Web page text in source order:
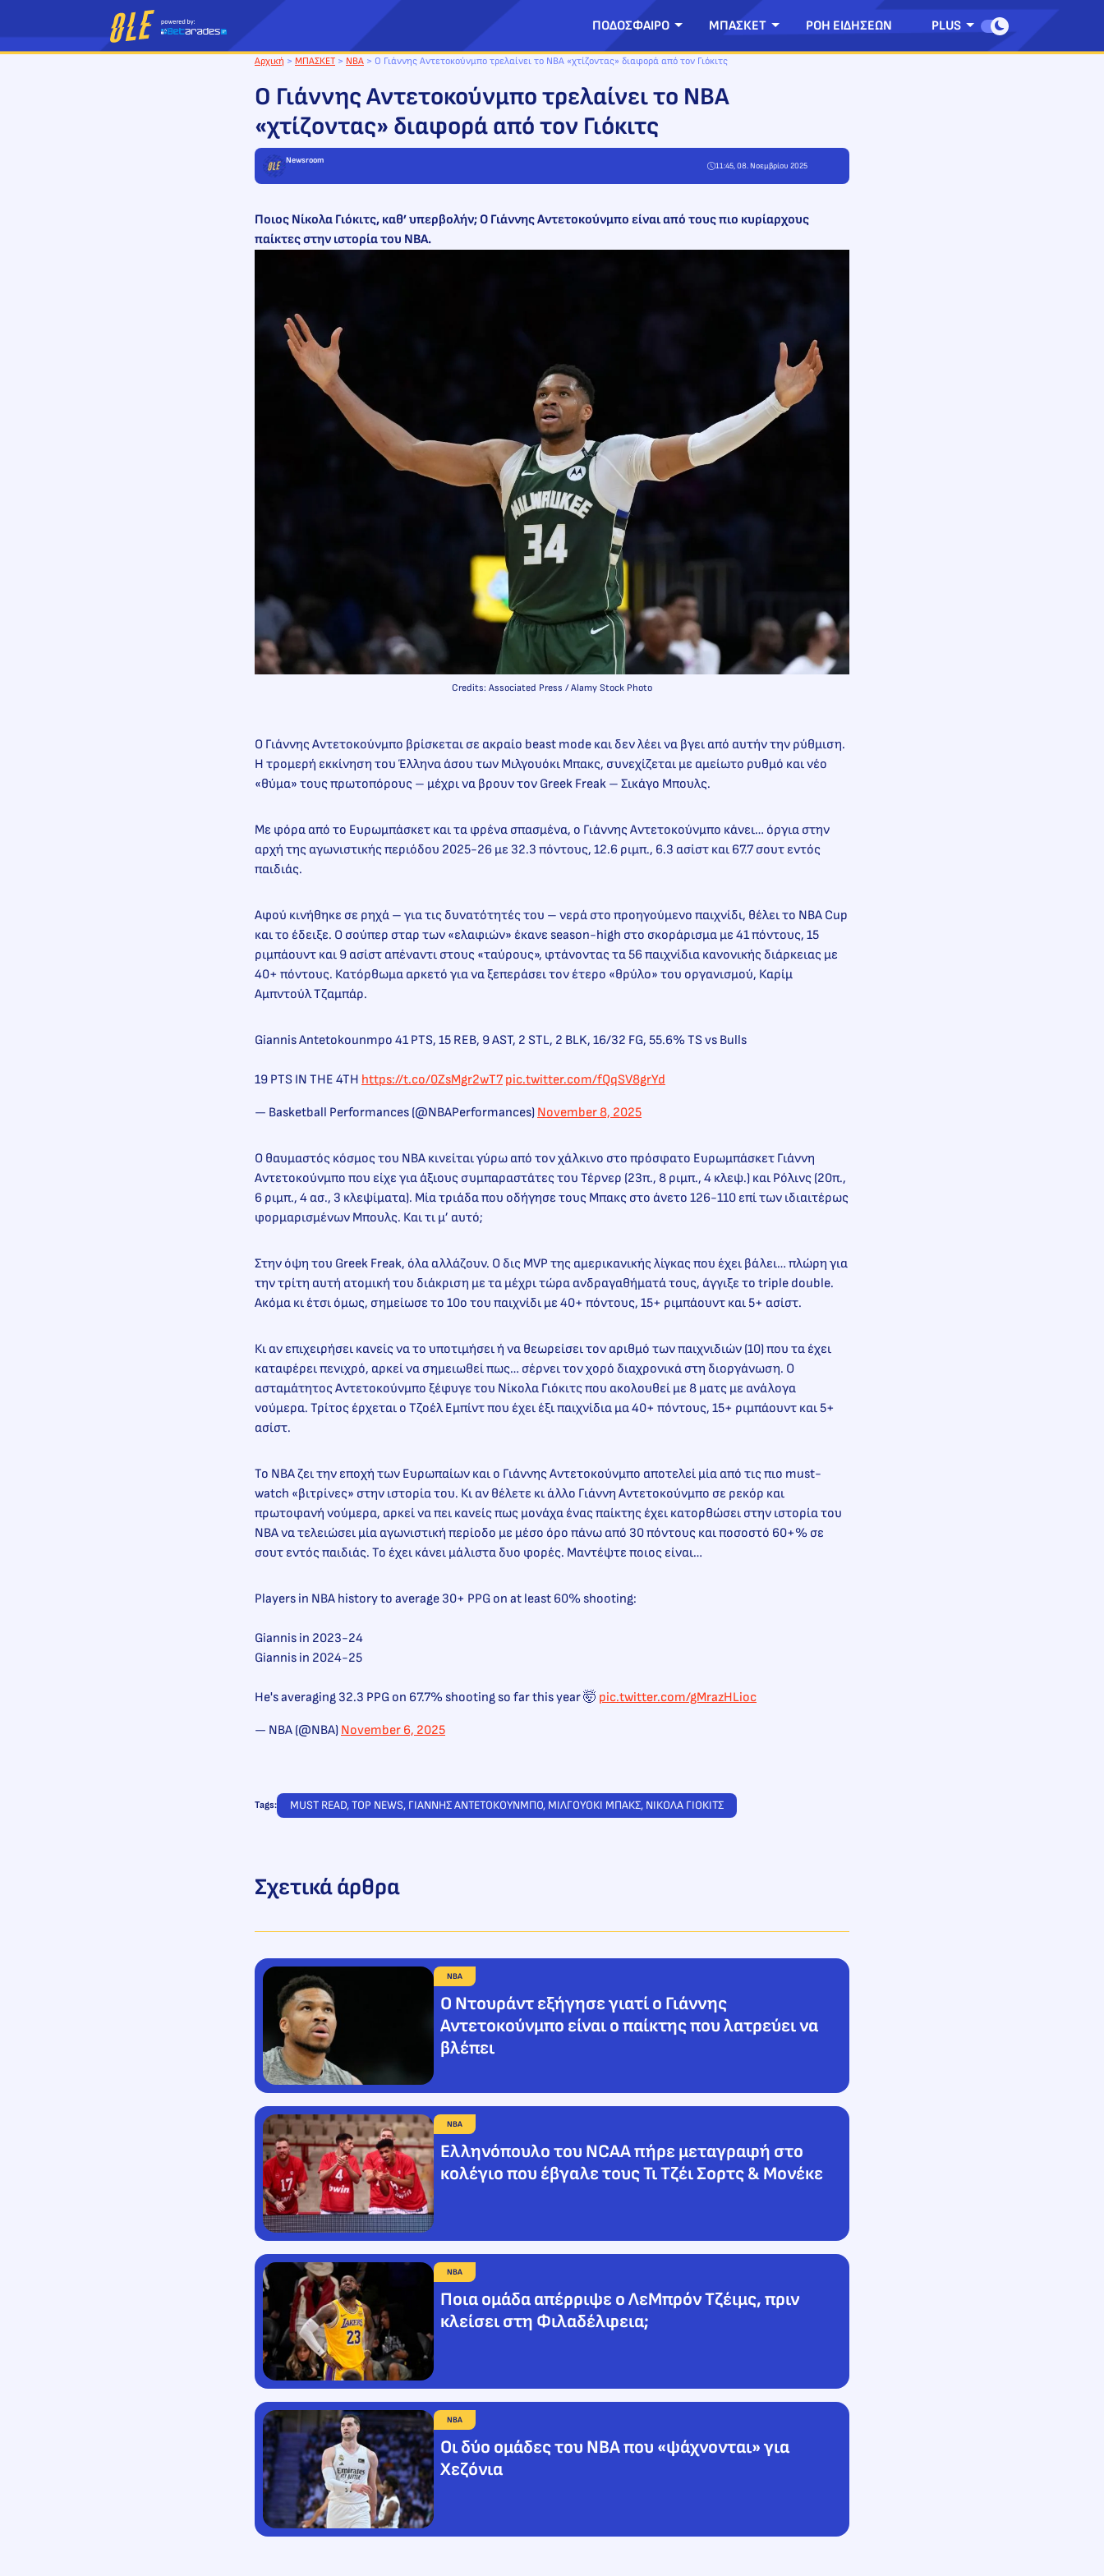
περιεχόμενο
ΠΟΔΟΣΦΑΙΡΟ ΜΠΑΣΚΕΤ ΡΟΗ ΕΙΔΗΣΕΩΝ PLUS
Αρχική > ΜΠΑΣΚΕΤ > NBA > Ο Γιάννης Αντετοκούνμπο τρελαίνει το ΝΒΑ «χτίζοντας» διαφορά από τον Γιόκιτς
Ο Γιάννης Αντετοκούνμπο τρελαίνει το ΝΒΑ
«χτίζοντας» διαφορά από τον Γιόκιτς
Newsroom
11:45, 08. Νοεμβρίου 2025
Ποιος Νίκολα Γιόκιτς, καθ’ υπερβολήν; Ο Γιάννης Αντετοκούνμπο είναι από τους πιο κυρίαρχους
παίκτες στην ιστορία του ΝΒΑ.
Credits: Associated Press / Alamy Stock Photo
Ο Γιάννης Αντετοκούνμπο βρίσκεται σε ακραίο beast mode και δεν λέει να βγει από αυτήν την ρύθμιση.
Η τρομερή εκκίνηση του Έλληνα άσου των Μιλγουόκι Μπακς, συνεχίζεται με αμείωτο ρυθμό και νέο
«θύμα» τους πρωτοπόρους – μέχρι να βρουν τον Greek Freak – Σικάγο Μπουλς.
Με φόρα από το Ευρωμπάσκετ και τα φρένα σπασμένα, ο Γιάννης Αντετοκούνμπο κάνει… όργια στην
αρχή της αγωνιστικής περιόδου 2025-26 με 32.3 πόντους, 12.6 ριμπ., 6.3 ασίστ και 67.7 σουτ εντός
παιδιάς.
Αφού κινήθηκε σε ρηχά – για τις δυνατότητές του – νερά στο προηγούμενο παιχνίδι, θέλει το NBA Cup
και το έδειξε. Ο σούπερ σταρ των «ελαφιών» έκανε season-high στο σκοράρισμα με 41 πόντους, 15
ριμπάουντ και 9 ασίστ απέναντι στους «ταύρους», φτάνοντας τα 56 παιχνίδια κανονικής διάρκειας με
40+ πόντους. Κατόρθωμα αρκετό για να ξεπεράσει τον έτερο «θρύλο» του οργανισμού, Καρίμ
Αμπντούλ Τζαμπάρ.
Giannis Antetokounmpo 41 PTS, 15 REB, 9 AST, 2 STL, 2 BLK, 16/32 FG, 55.6% TS vs Bulls
19 PTS IN THE 4TH https://t.co/0ZsMgr2wT7 pic.twitter.com/fQqSV8grYd
— Basketball Performances (@NBAPerformances) November 8, 2025
Ο θαυμαστός κόσμος του ΝΒΑ κινείται γύρω από τον χάλκινο στο πρόσφατο Ευρωμπάσκετ Γιάννη
Αντετοκούνμπο που είχε για άξιους συμπαραστάτες του Τέρνερ (23π., 8 ριμπ., 4 κλεψ.) και Ρόλινς (20π.,
6 ριμπ., 4 ασ., 3 κλεψίματα). Μία τριάδα που οδήγησε τους Μπακς στο άνετο 126-110 επί των ιδιαιτέρως
φορμαρισμένων Μπουλς. Και τι μ’ αυτό;
Στην όψη του Greek Freak, όλα αλλάζουν. Ο δις MVP της αμερικανικής λίγκας που έχει βάλει… πλώρη για
την τρίτη αυτή ατομική του διάκριση με τα μέχρι τώρα ανδραγαθήματά τους, άγγιξε το triple double.
Ακόμα κι έτσι όμως, σημείωσε το 10ο του παιχνίδι με 40+ πόντους, 15+ ριμπάουντ και 5+ ασίστ.
Κι αν επιχειρήσει κανείς να το υποτιμήσει ή να θεωρείσει τον αριθμό των παιχνιδιών (10) που τα έχει
καταφέρει πενιχρό, αρκεί να σημειωθεί πως… σέρνει τον χορό διαχρονικά στη διοργάνωση. Ο
ασταμάτητος Αντετοκούνμπο ξέφυγε του Νίκολα Γιόκιτς που ακολουθεί με 8 ματς με ανάλογα
νούμερα. Τρίτος έρχεται ο Τζοέλ Εμπίντ που έχει έξι παιχνίδια μα 40+ πόντους, 15+ ριμπάουντ και 5+
ασίστ.
Το ΝΒΑ ζει την εποχή των Ευρωπαίων και ο Γιάννης Αντετοκούνμπο αποτελεί μία από τις πιο must-
watch «βιτρίνες» στην ιστορία του. Κι αν θέλετε κι άλλο Γιάννη Αντετοκούνμπο σε ρεκόρ και
πρωτοφανή νούμερα, αρκεί να πει κανείς πως μονάχα ένας παίκτης έχει κατορθώσει στην ιστορία του
ΝΒΑ να τελειώσει μία αγωνιστική περίοδο με μέσο όρο πάνω από 30 πόντους και ποσοστό 60+% σε
σουτ εντός παιδιάς. Το έχει κάνει μάλιστα δυο φορές. Μαντέψτε ποιος είναι…
Players in NBA history to average 30+ PPG on at least 60% shooting:
Giannis in 2023-24
Giannis in 2024-25
He's averaging 32.3 PPG on 67.7% shooting so far this year 🤯 pic.twitter.com/gMrazHLioc
— NBA (@NBA) November 6, 2025
Tags: MUST READ, TOP NEWS, ΓΙΑΝΝΗΣ ΑΝΤΕΤΟΚΟΥΝΜΠΟ, ΜΙΛΓΟΥΟΚΙ ΜΠΑΚΣ, ΝΙΚΟΛΑ ΓΙΟΚΙΤΣ
Σχετικά άρθρα
NBA
Ο Ντουράντ εξήγησε γιατί ο Γιάννης
Αντετοκούνμπο είναι ο παίκτης που λατρεύει να
βλέπει
NBA
Ελληνόπουλο του NCAA πήρε μεταγραφή στο
κολέγιο που έβγαλε τους Τι Τζέι Σορτς & Μονέκε
NBA
Ποια ομάδα απέρριψε ο ΛεΜπρόν Τζέιμς, πριν
κλείσει στη Φιλαδέλφεια;
NBA
Οι δύο ομάδες του NBA που «ψάχνονται» για
Χεζόνια